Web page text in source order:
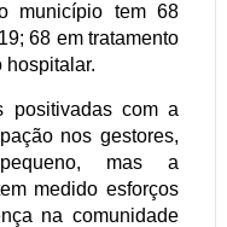
município tem 68
68 em tratamento
hospitalar.
positivadas com a
nos gestores,
mas a
medido esforços
na comunidade